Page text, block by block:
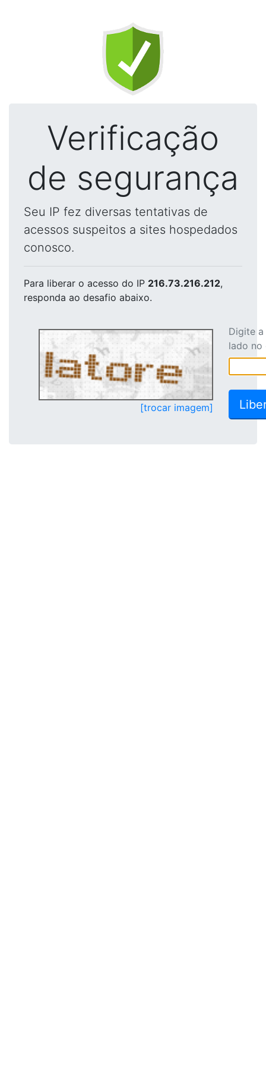
Verificação
de segurança
Seu IP fez diversas tentativas de
acessos suspeitos a sites hospedados
conosco.
Para liberar o acesso do IP 216.73.216.212,
responda ao desafio abaixo.
[trocar imagem]
Digite
lado no